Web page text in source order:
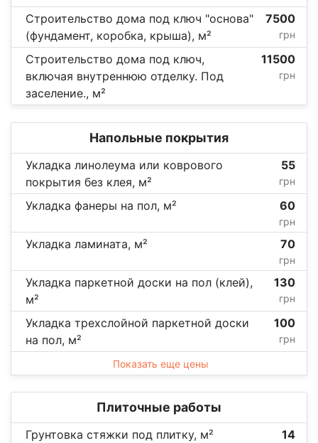
Строительство дома под ключ "основа"
(фундамент, коробка, крыша), м²
7500
грн
Строительство дома под ключ,
включая внутреннюю отделку. Под
заселение., м²
11500
грн
Напольные покрытия
Укладка линолеума или коврового
покрытия без клея, м²
55
грн
Укладка фанеры на пол, м² 60
грн
Укладка ламината, м² 70
грн
Укладка паркетной доски на пол (клей),
м²
130
грн
Укладка трехслойной паркетной доски
на пол, м²
100
грн
Показать еще цены
Плиточные работы
Грунтовка стяжки под плитку, м² 14